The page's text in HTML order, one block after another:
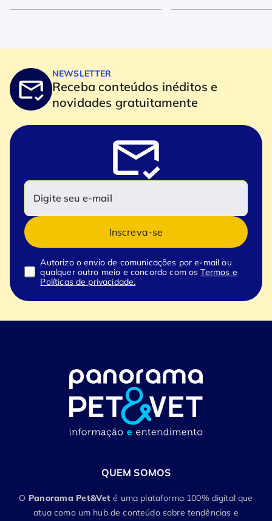
NEWSLETTER
Receba conteúdos inéditos e
novidades gratuitamente
Inscreva-se
Autorizo o envio de comunicações por e-mail ou
qualquer outro meio e concordo com osTermos e
Políticas de privacidade.
QUEM SOMOS
O Panorama Pet&Vet é uma plataforma 100% digital que
atua como um hub de conteúdo sobre tendências e